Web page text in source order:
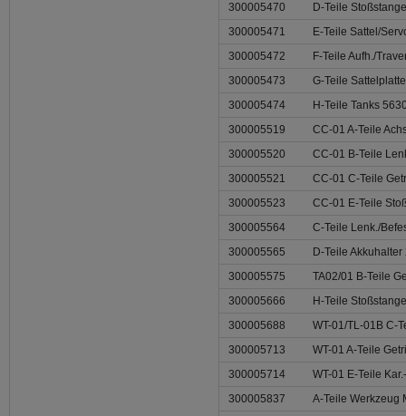
300005470
D-Teile
300005471
E-Teile Sattel/
300005472
F-Teile Aufh./
300005473
G-Teile
300005474
H-Teile Tanks
300005519
CC-01 A-Teile
300005520
CC-01 B-Teile
300005521
CC-01 C-Teile
300005523
CC-01 E-Teile
300005564
C-Teile Lenk./
300005565
D-Teile
300005575
TA02/01 B-Teile
300005666
H-Teile
300005688
WT-01/TL-01B C-
300005713
WT-01 A-Teile
300005714
WT-01 E-Teile
300005837
A-Teile Werkzeug